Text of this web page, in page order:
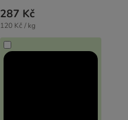
287 Kč
120 Kč / kg